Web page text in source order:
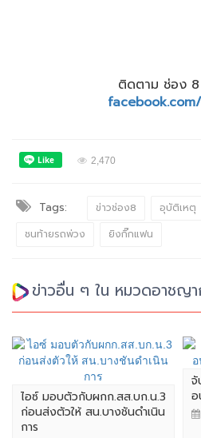
ติดตาม ช่อง 8
2,470
Tags: ข่าวช่อง8 อุบัติเหตุ
ชนท้ายรถพ่วง
ยิงกิ๊กแฟน
ข่าวอื่น ๆ ใน หมวดอาชญา
ไอซ์ มอบตัวกับผกก.สส.บก.น.3
ก่อนส่งตัวให้ สน.บางชันดำเนิน
การ
จั
อ